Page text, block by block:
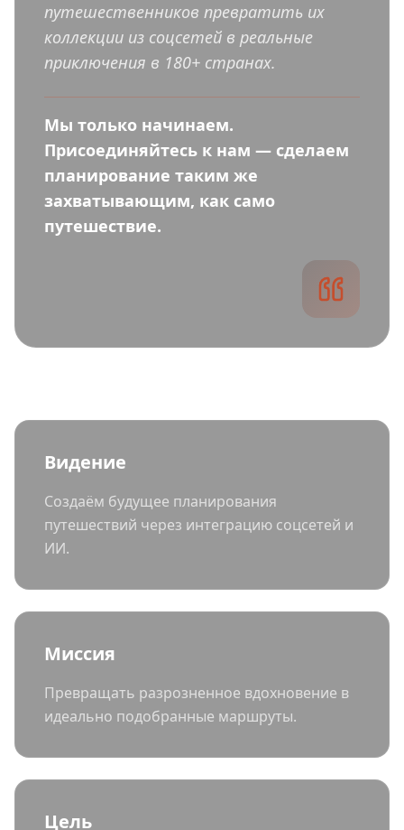
путешественников превратить их
коллекции из соцсетей в реальные
приключения в 180+ странах.
Мы только начинаем.
Присоединяйтесь к нам — сделаем
планирование таким же
захватывающим, как само
путешествие.
Видение
Создаём будущее планирования
путешествий через интеграцию соцсетей и
ИИ.
Миссия
Превращать разрозненное вдохновение в
идеально подобранные маршруты.
Цель